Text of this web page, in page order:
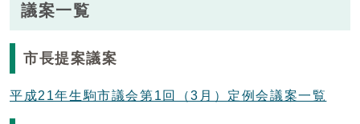
議案一覧
市長提案議案
平成21年生駒市議会第1回（3月）定例会議案一覧